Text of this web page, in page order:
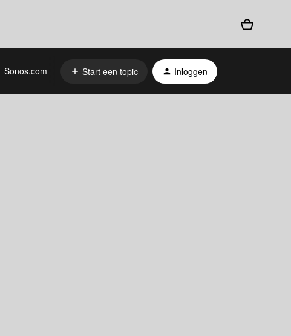
Sonos.com Start een topic Inloggen